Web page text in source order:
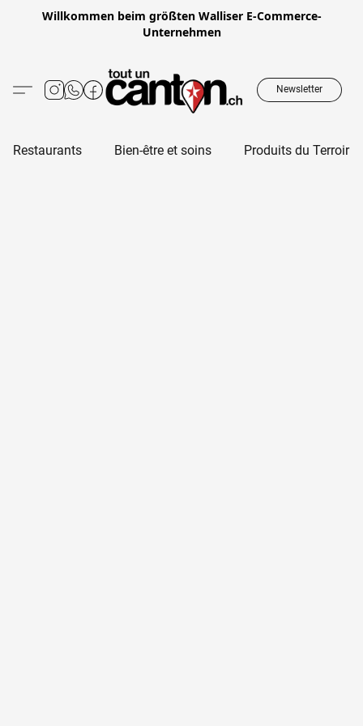
Willkommen beim größten Walliser E-Commerce-
Unternehmen
Newsletter
Restaurants Bien-être et soins Produits du Terroir